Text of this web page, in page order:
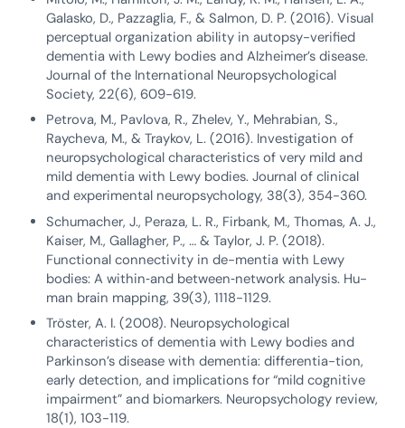
Galasko, D., Pazzaglia, F., & Salmon, D. P. (2016). Visual
perceptual organization ability in autopsy-verified
dementia with Lewy bodies and Alzheimer’s disease.
Journal of the International Neuropsychological
Society, 22(6), 609-619.
Petrova, M., Pavlova, R., Zhelev, Y., Mehrabian, S.,
Raycheva, M., & Traykov, L. (2016). Investigation of
neuropsychological characteristics of very mild and
mild dementia with Lewy bodies. Journal of clinical
and experimental neuropsychology, 38(3), 354-360.
Schumacher, J., Peraza, L. R., Firbank, M., Thomas, A. J.,
Kaiser, M., Gallagher, P., … & Taylor, J. P. (2018).
Functional connectivity in de-mentia with Lewy
bodies: A within‐and between‐network analysis. Hu-
man brain mapping, 39(3), 1118-1129.
Tröster, A. I. (2008). Neuropsychological
characteristics of dementia with Lewy bodies and
Parkinson’s disease with dementia: differentia-tion,
early detection, and implications for “mild cognitive
impairment” and biomarkers. Neuropsychology review,
18(1), 103-119.